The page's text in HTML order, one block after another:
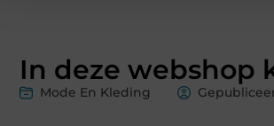
In deze webshop
Mode En Kleding